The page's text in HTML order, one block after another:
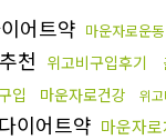
어트약 마운자로운동
천 위고비구입후기
입 마운자로건강 위
다이어트약 마운자